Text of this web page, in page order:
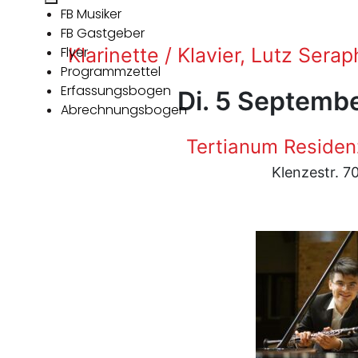
FB Musiker
FB Gastgeber
Flyer
Programmzettel
Erfassungsbogen
Abrechnungsbogen
Klarinette / Klavier, Lutz
Di. 5
Tertianum
Klenzestr.